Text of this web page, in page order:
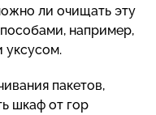
ли очищать эту
например,
уксусом.
пакетов,
шкаф от гор